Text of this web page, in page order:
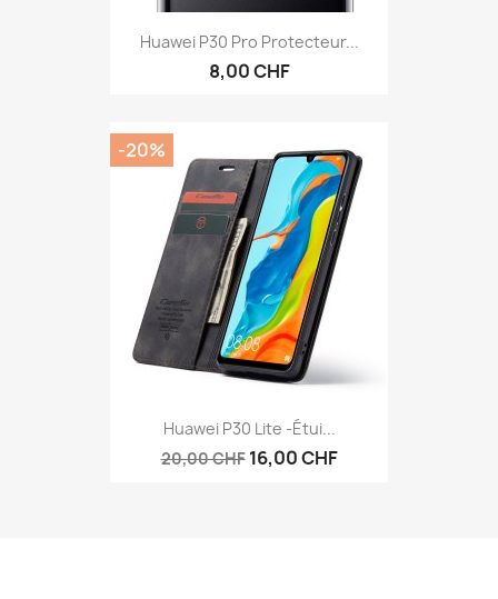
Huawei P30 Pro Protecteur...
8,00 CHF
Huawei P30 Lite -étui...
20,00 CHF 16,00 CHF
-20%